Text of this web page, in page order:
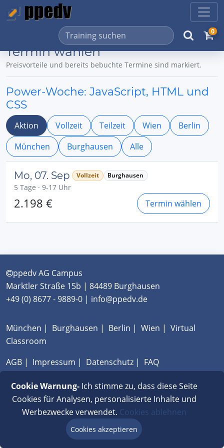
0
Termin wählen
Preisvorteile und bereits bebuchte Termine sind markiert.
Power-Woche: JavaScript, HTML und
CSS
Aktion Vollzeit Teilzeit Wien
Berlin
München
Burghausen Alle
Mo, 07. Sep Vollzeit Burghausen
5 Tage · 9-17 Uhr
2.198 € Termin wählen
ppedv AG Campus
Marktler Straße 15b | 84489 Burghausen
+49 (0) 8677 - 9889-0 | info@ppedv.de
München | Burghausen | Berlin | Wien | Virtual
Classroom
AGB | Impressum | Datenschutz | FAQ
Cookie Warnung-Ich stimme zu, dass diese Seite
Cookies für Analysen, personalisierte Inhalte und
Werbezwecke verwendet. Cookies ablehnen
Cookies akzeptieren